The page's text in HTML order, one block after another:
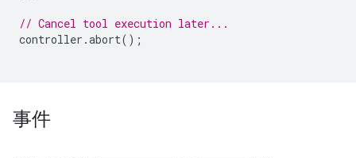
// Cancel tool execution later...
controller .abort();
事件